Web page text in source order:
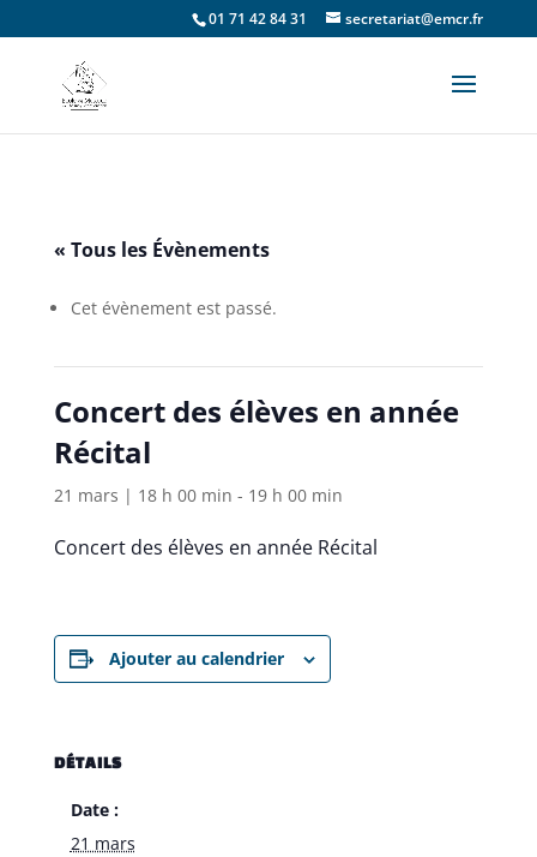
01 71 42 84 31 secretariat@emcr.fr
« Tous les Évènements
Cet évènement est passé.
Concert des élèves en année
Récital
21 mars | 18 h 00 min - 19 h 00 min
Concert des élèves en année Récital
Ajouter au calendrier
DÉTAILS
Date :
21 mars